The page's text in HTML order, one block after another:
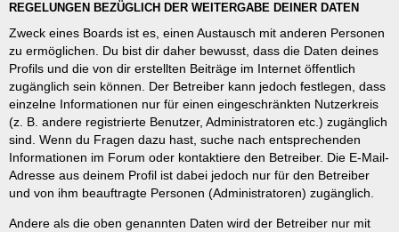
REGELUNGEN BEZÜGLICH DER WEITERGABE DEINER DATEN
Zweck eines Boards ist es, einen Austausch mit anderen Personen
zu ermöglichen. Du bist dir daher bewusst, dass die Daten deines
Profils und die von dir erstellten Beiträge im Internet öffentlich
zugänglich sein können. Der Betreiber kann jedoch festlegen, dass
einzelne Informationen nur für einen eingeschränkten Nutzerkreis
(z. B. andere registrierte Benutzer, Administratoren etc.) zugänglich
sind. Wenn du Fragen dazu hast, suche nach entsprechenden
Informationen im Forum oder kontaktiere den Betreiber. Die E-Mail-
Adresse aus deinem Profil ist dabei jedoch nur für den Betreiber
und von ihm beauftragte Personen (Administratoren) zugänglich.
Andere als die oben genannten Daten wird der Betreiber nur mit